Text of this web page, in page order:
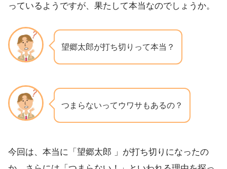
っているようですが、果たして本当なのでしょうか。
望郷太郎が打ち切りって本当？
つまらないってウワサもあるの？
今回は、本当に「望郷太郎 」が打ち切りになったの